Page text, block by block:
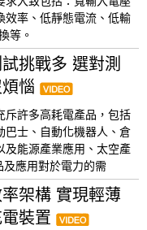
效率、低靜態電流、低輸
等。
挑戰多 選對測
惱
斥許多高耗電產品，包括
巴士、自動化機器人、倉
及能源產業應用、太空產
應用對於電力的需
架構 實現輕薄
裝置